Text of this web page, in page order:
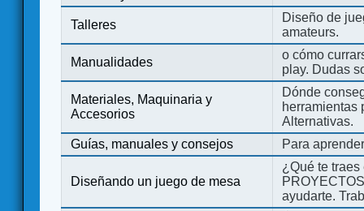
Talleres
Diseño de
amateurs.
Manualidades
o cómo
play. Dudas
Materiales, Maquinaria y
Accesorios
Dónde
herramientas
Alternativas.
Guías, manuales y consejos
Para
Diseñando un juego de mesa
¿Qué te
ayudarte.